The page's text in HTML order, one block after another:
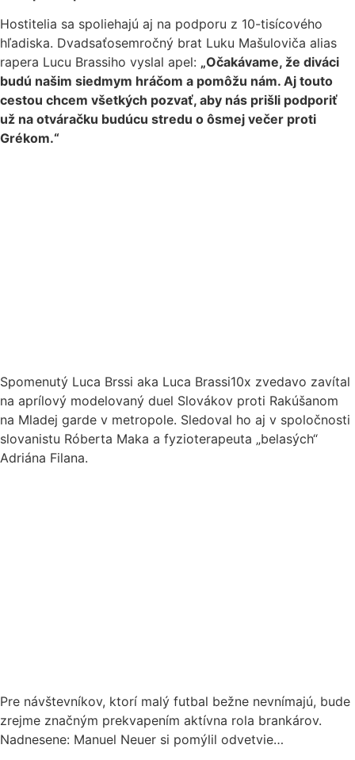
Hostitelia sa spoliehajú aj na podporu z 10-tisícového
hľadiska. Dvadsaťosemročný brat Luku Mašuloviča alias
rapera Lucu Brassiho vyslal apel: „Očakávame, že diváci
budú našim siedmym hráčom a pomôžu nám. Aj touto
cestou chcem všetkých pozvať, aby nás prišli podporiť
už na otváračku budúcu stredu o ôsmej večer proti
Grékom.“
Spomenutý Luca Brssi aka Luca Brassi10x zvedavo zavítal
na aprílový modelovaný duel Slovákov proti Rakúšanom
na Mladej garde v metropole. Sledoval ho aj v spoločnosti
slovanistu Róberta Maka a fyzioterapeuta „belasých“
Adriána Filana.
Pre návštevníkov, ktorí malý futbal bežne nevnímajú, bude
zrejme značným prekvapením aktívna rola brankárov.
Nadnesene: Manuel Neuer si pomýlil odvetvie…